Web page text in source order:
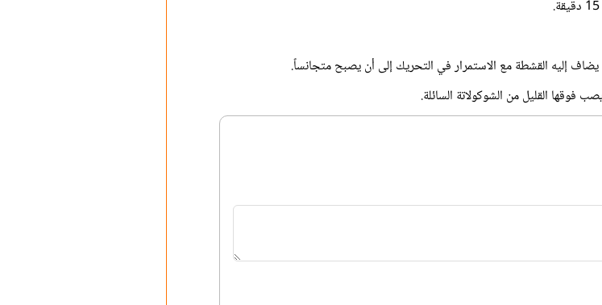
إليه القشطة مع الاستمرار في التحريك إلى أن يصبح متجانساً.
القليل من الشوكولاتة السائلة.